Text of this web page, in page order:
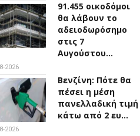
91.455 οικοδόμοι
θα λάβουν το
αδειοδωρόσημο
στις 7
Αυγούστου…
2026
Βενζίνη: Πότε θα
πέσει η μέση
πανελλαδική τιμή
κάτω από 2 ευ…
2026